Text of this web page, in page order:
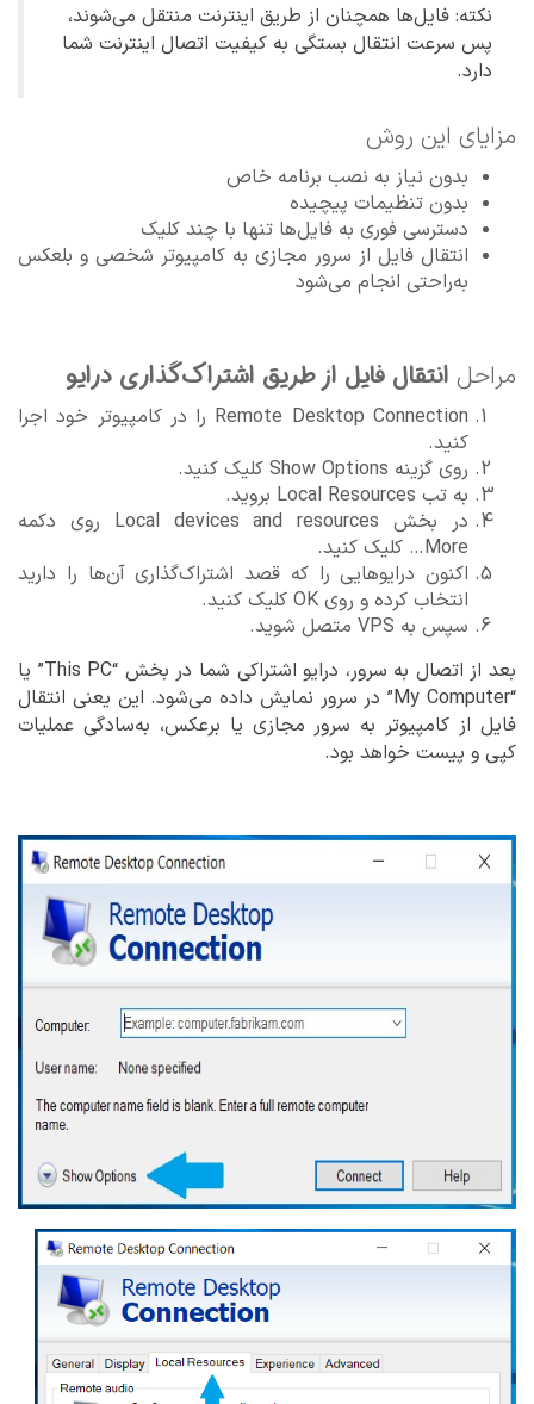
نکته: فایل‌ها همچنان از طریق اینترنت منتقل می‌شوند،
پس سرعت انتقال بستگی به کیفیت اتصال اینترنت شما
دارد.
مزایای این روش
بدون نیاز به نصب برنامه خاص
بدون تنظیمات پیچیده
دسترسی فوری به فایل‌ها تنها با چند کلیک
انتقال فایل از سرور مجازی به کامپیوتر شخصی و بلعکس
به‌راحتی انجام می‌شود
مراحل انتقال فایل از طریق اشتراک‌گذاری درایو
Remote Desktop Connection را در کامپیوتر خود اجرا
کنید.
روی گزینه Show Options کلیک کنید.
به تب Local Resources بروید.
در بخش Local devices and resources روی دکمه
More… کلیک کنید.
اکنون درایوهایی را که قصد اشتراک‌گذاری آن‌ها را دارید
انتخاب کرده و روی OK کلیک کنید.
سپس به VPS متصل شوید.
بعد از اتصال به سرور، درایو اشتراکی شما در بخش “This PC” یا
“My Computer” در سرور نمایش داده می‌شود. این یعنی انتقال
فایل از کامپیوتر به سرور مجازی یا برعکس، به‌سادگی عملیات
کپی و پیست خواهد بود.